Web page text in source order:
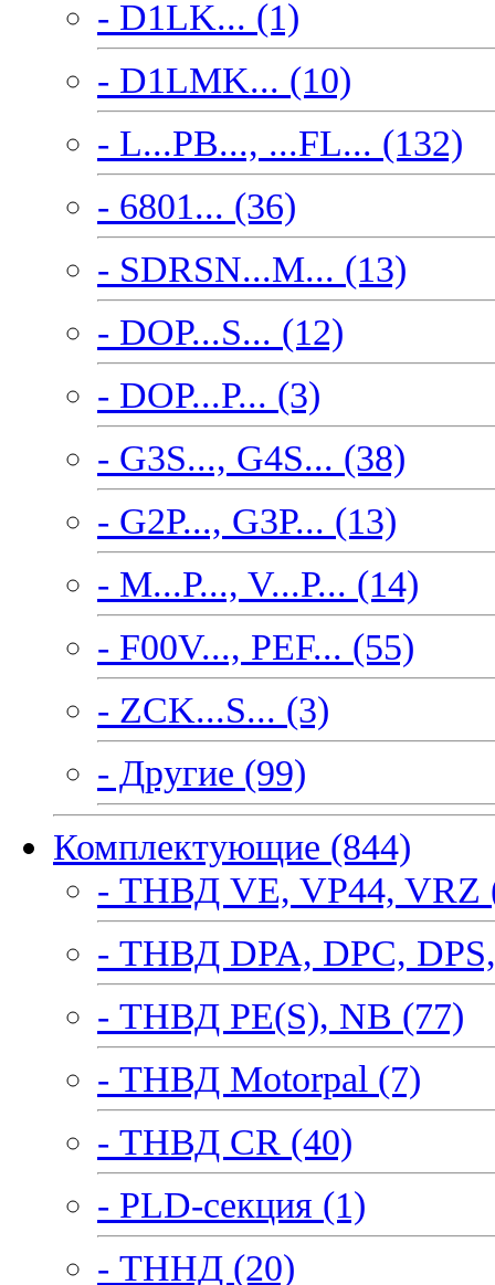
- D1LK... (1)
- D1LMK... (10)
- L...PB..., ...FL... (132)
- 6801... (36)
- SDRSN...M... (13)
- DOP...S... (12)
- DOP...P... (3)
- G3S..., G4S... (38)
- G2P..., G3P... (13)
- M...P..., V...P... (14)
- F00V..., PEF... (55)
- ZCK...S... (3)
- Другие (99)
Комплектующие (844)
- ТНВД VE, VP44, VRZ
- ТНВД DPA, DPC,
- ТНВД PE(S), NB (77)
- ТНВД Motorpal (7)
- ТНВД CR (40)
- PLD-секция (1)
- ТННД (20)